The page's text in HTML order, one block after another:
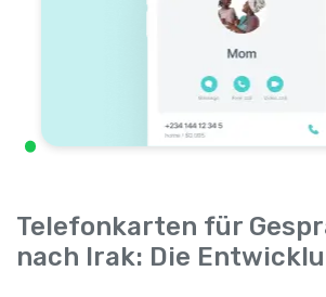
Telefonkarten für
nach Irak: Die